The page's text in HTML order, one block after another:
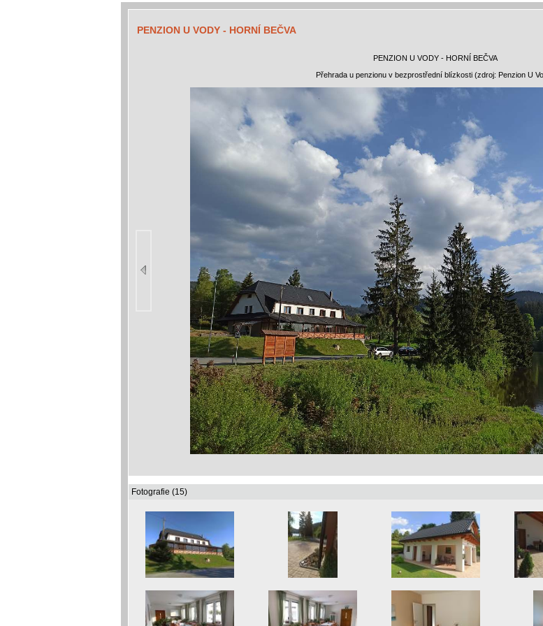
PENZION U VODY - HORNÍ BEČVA
PENZION U VODY - HORNÍ BEČVA
Přehrada u penzionu v bezprostřední blízkosti (zdroj: Penzion U
Fotografie (15)